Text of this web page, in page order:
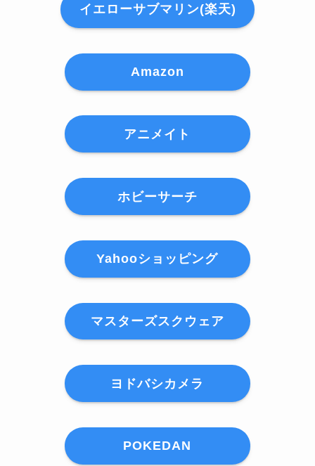
イエローサブマリン(楽天)
Amazon
アニメイト
ホビーサーチ
Yahooショッピング
マスターズスクウェア
ヨドバシカメラ
POKEDAN